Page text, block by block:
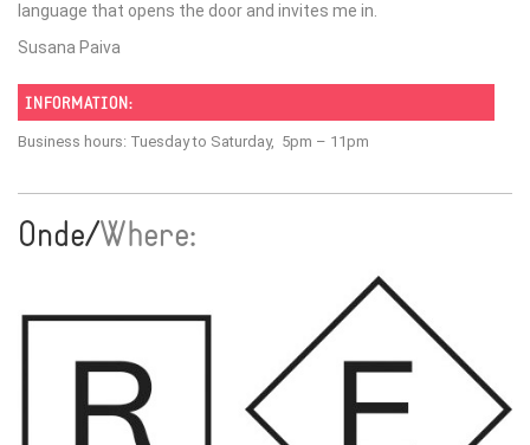
language that opens the door and invites me in.
Susana Paiva
INFORMATION:
Business hours: Tuesday to Saturday, 5pm – 11pm
Onde/Where: